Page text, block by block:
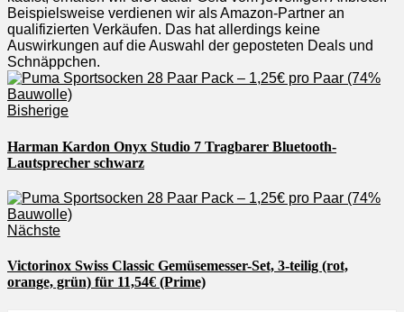
Beispielsweise verdienen wir als Amazon-Partner an
qualifizierten Verkäufen. Das hat allerdings keine
Auswirkungen auf die Auswahl der geposteten Deals und
Schnäppchen.
Bisherige
Harman Kardon Onyx Studio 7 Tragbarer Bluetooth-
Lautsprecher schwarz
Nächste
Victorinox Swiss Classic Gemüsemesser-Set, 3-teilig (rot,
orange, grün) für 11,54€ (Prime)